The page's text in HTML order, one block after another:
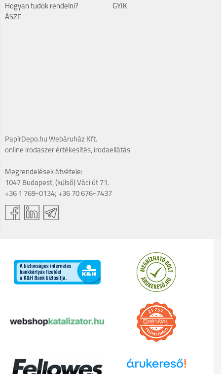
Hogyan tudok rendelni?
ÁSZF
GYIK
PapírDepo.hu Webáruház Kft.
online irodaszer értékesítés, irodaellátás
Megrendelések átvétele:
1047 Budapest, (külső) Váci út 71.
+36 1 769-0134; +36 70 676-7437